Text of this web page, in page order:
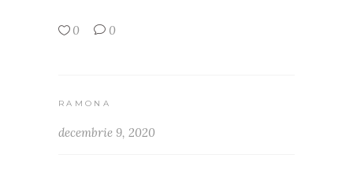
0 0
RAMONA
decembrie 9, 2020